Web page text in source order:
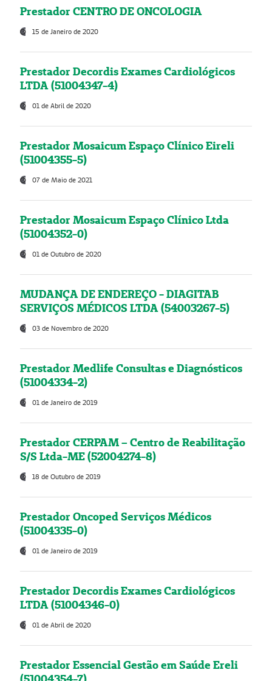
Prestador CENTRO DE ONCOLOGIA
15 de Janeiro de 2020
Prestador Decordis Exames Cardiológicos
LTDA (51004347-4)
01 de Abril de 2020
Prestador Mosaicum Espaço Clínico Eireli
(51004355-5)
07 de Maio de 2021
Prestador Mosaicum Espaço Clínico Ltda
(51004352-0)
01 de Outubro de 2020
MUDANÇA DE ENDEREÇO - DIAGITAB
SERVIÇOS MÉDICOS LTDA (54003267-5)
03 de Novembro de 2020
Prestador Medlife Consultas e Diagnósticos
(51004334-2)
01 de Janeiro de 2019
Prestador CERPAM – Centro de Reabilitação
S/S Ltda-ME (52004274-8)
18 de Outubro de 2019
Prestador Oncoped Serviços Médicos
(51004335-0)
01 de Janeiro de 2019
Prestador Decordis Exames Cardiológicos
LTDA (51004346-0)
01 de Abril de 2020
Prestador Essencial Gestão em Saúde Ereli